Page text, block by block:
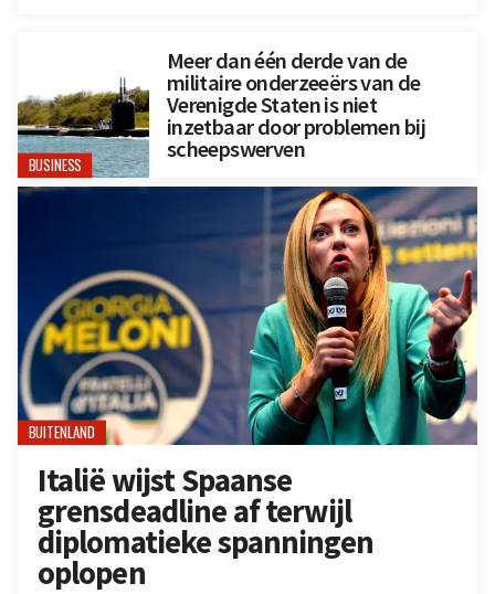
BUSINESS
Meer dan één derde van de
militaire onderzeeërs van de
Verenigde Staten is niet
inzetbaar door problemen bij
scheepswerven
BUITENLAND
Italië wijst Spaanse
grensdeadline af terwijl
diplomatieke spanningen
oplopen